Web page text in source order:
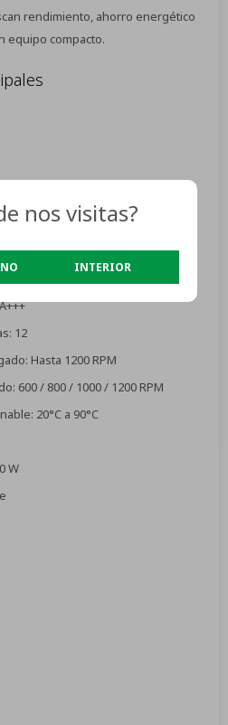
rendimiento, ahorro energético
equipo compacto.
12
Hasta 1200 RPM
600 / 800 / 1000 / 1200 RPM
20°C a 90°C
W
nos visitas?
INTERIOR